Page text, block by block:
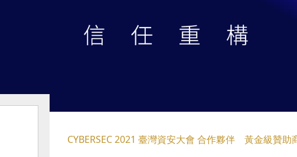
CYBERSEC 2021 臺灣資安大會 合作夥伴 黃金級贊助